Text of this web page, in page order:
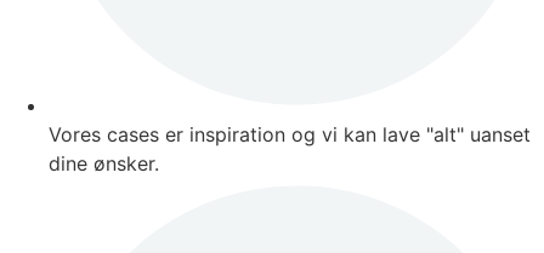
Vores cases er inspiration og vi kan lave "alt" uanset
dine ønsker.